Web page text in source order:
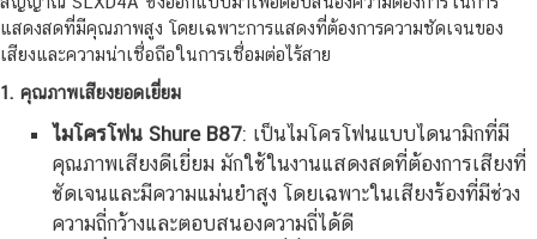
แสดงสดที่มีคุณภาพสูง โดยเฉพาะการแสดงที่ต้องการความชัดเจนของ
เสียงและความน่าเชื่อถือในการเชื่อมต่อไร้สาย
1. คุณภาพเสียงยอดเยี่ยม
ไมโครโฟน Shure B87: เป็นไมโครโฟนแบบไดนามิกที่มี
คุณภาพเสียงดีเยี่ยม มักใช้ในงานแสดงสดที่ต้องการเสียงที่
ชัดเจนและมีความแม่นยำสูง โดยเฉพาะในเสียงร้องที่มีช่วง
ความถี่กว้างและตอบสนองความถี่ได้ดี